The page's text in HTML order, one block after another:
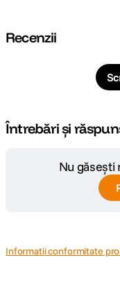
Culoare
145
Greutate
PROTECTIE VIZUALA
Nu
Recenzii
Întrebări și
Nu găsești
Informatii conformitate